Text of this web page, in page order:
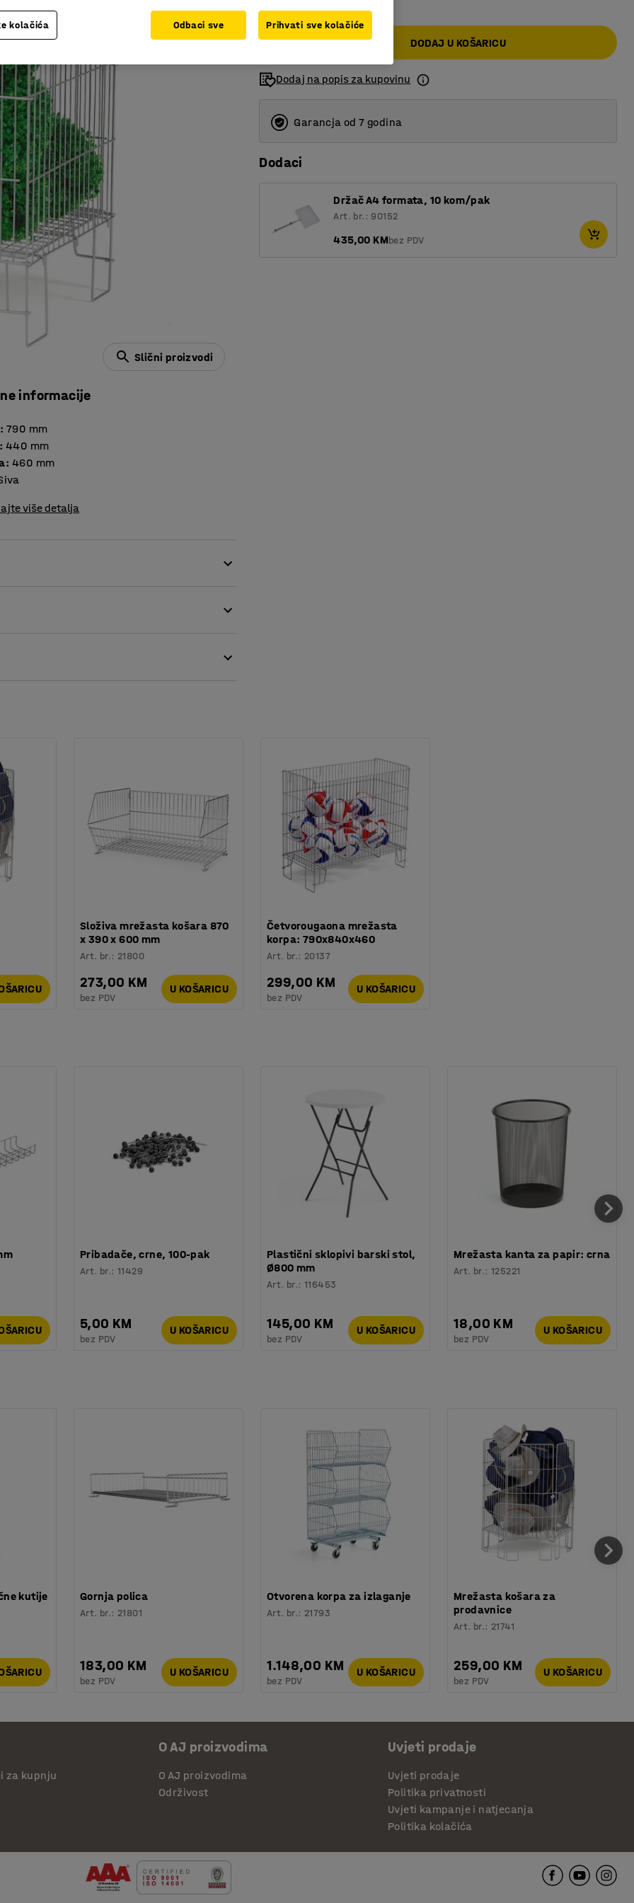
Slični proizvodi
informacije
: 790 mm
: 440 mm
: 460 mm
više detalja
stranice uzorka mreže.Tako se dobiva
bez PDV
DODAJ U KOŠARICU
Dodaj na popis za kupovinu
Garancja od 7 godina
Dodaci
Držač A4 formata, 10 kom/pak
Art. br.: 90152
435,00 KMbez PDV
Složiva mrežasta košara 870
x 390 x 600 mm
Art. br.: 21800
273,00 KM
bez PDV
U KOŠARICU
Četvorougaona mrežasta
korpa: 790x840x460
Art. br.: 20137
299,00 KM
bez PDV
U KOŠARICU
Pribadače, crne, 100-pak
Art. br.:11429
5,00 KM
bez PDV
U KOŠARICU
Plastični sklopivi barski stol,
Ø800 mm
Art. br.:116453
145,00 KM
bez PDV
U KOŠARICU
Mrežasta kanta za papir: crna
Art. br.:125221
18,00 KM
bez PDV
U KOŠARICU
kutije Gornja polica
Art. br.: 21801
183,00 KM
bez PDV
U KOŠARICU
Otvorena korpa za izlaganje
Art. br.: 21793
1.148,00 KM
bez PDV
U KOŠARICU
Mrežasta košara za
prodavnice
Art. br.: 21741
259,00 KM
bez PDV
U KOŠARICU
za kupnju
O AJ proizvodima
O AJ proizvodima
Održivost
Uvjeti prodaje
Uvjeti prodaje
Politika privatnosti
Uvjeti kampanje i natjecanja
Politika kolačića
kolačića Odbaci sve Prihvati sve kolačiće